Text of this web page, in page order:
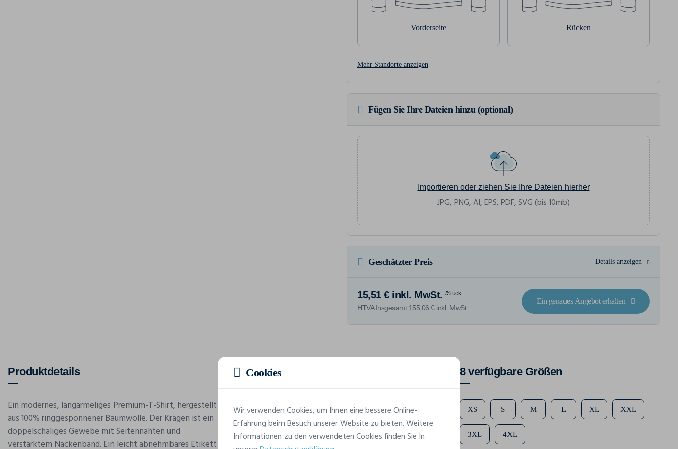
Vorderseite Rücken
Mehr Standorte anzeigen
Fügen Sie Ihre Dateien hinzu (optional)
Importieren oder ziehen Sie Ihre Dateien hierher
JPG, PNG, AI, EPS, PDF, SVG (bis 10mb)
Geschätzter Preis Details anzeigen
15,51 € inkl. MwSt. /Stück
HTVA Insgesamt 155,06 € inkl. MwSt.
Ein genaues Angebot erhalten
Produktdetails
Ein modernes, langärmeliges Premium-T-Shirt, hergestellt
aus 100% ringgesponnener Baumwolle. Der Kragen ist ein
doppelschaliges Gewebe mit Seitennähten und
verstärktem Nackenband. Ein leicht abnehmbares Etikett
Merkmale
Marke
Referenz
029358
8 verfügbare Größen
XS S M L XL XXL
3XL 4XL
Cookies
Wir verwenden Cookies, um Ihnen eine bessere Online-
Erfahrung beim Besuch unserer Website zu bieten. Weitere
Informationen zu den verwendeten Cookies finden Sie In